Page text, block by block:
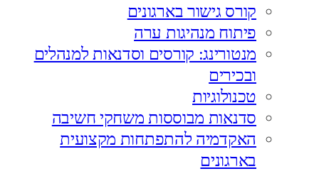
קורס גישור בארגונים
פיתוח מנהיגות ערה
מנטורינג: קורסים וסדנאות למנהלים
ובכירים
טכנולוגיות
סדנאות מבוססות משחקי חשיבה
האקדמיה להתפתחות מקצועית
בארגונים